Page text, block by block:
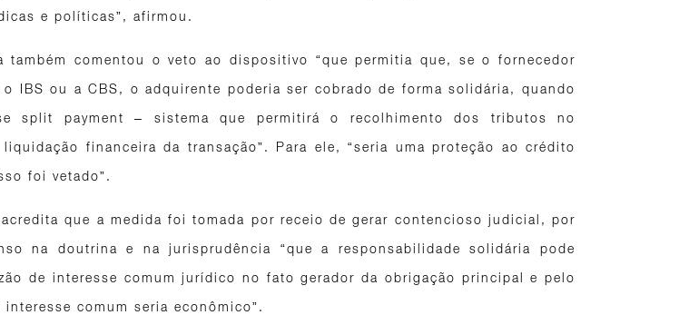
e políticas”, afirmou.
também comentou o veto ao dispositivo “que permitia que, se o fornecedor
o IBS ou a CBS, o adquirente poderia ser cobrado de forma solidária, quando
split payment – sistema que permitirá o recolhimento dos tributos no
financeira da transação”. Para ele, “seria uma proteção ao crédito
foi vetado”.
acredita que a medida foi tomada por receio de gerar contencioso judicial, por
na doutrina e na jurisprudência “que a responsabilidade solidária pode
de interesse comum jurídico no fato gerador da obrigação principal e pelo
comum seria econômico”.